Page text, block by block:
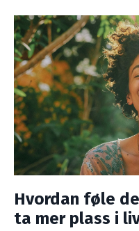
Hvordan føle
ta mer plass i